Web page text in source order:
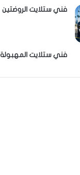
فني ستلايت الروضتين
فني ستلايت المهبولة